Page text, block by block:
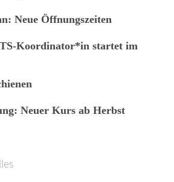
Neue Öffnungszeiten
Koordinator*in startet im
Neuer Kurs ab Herbst